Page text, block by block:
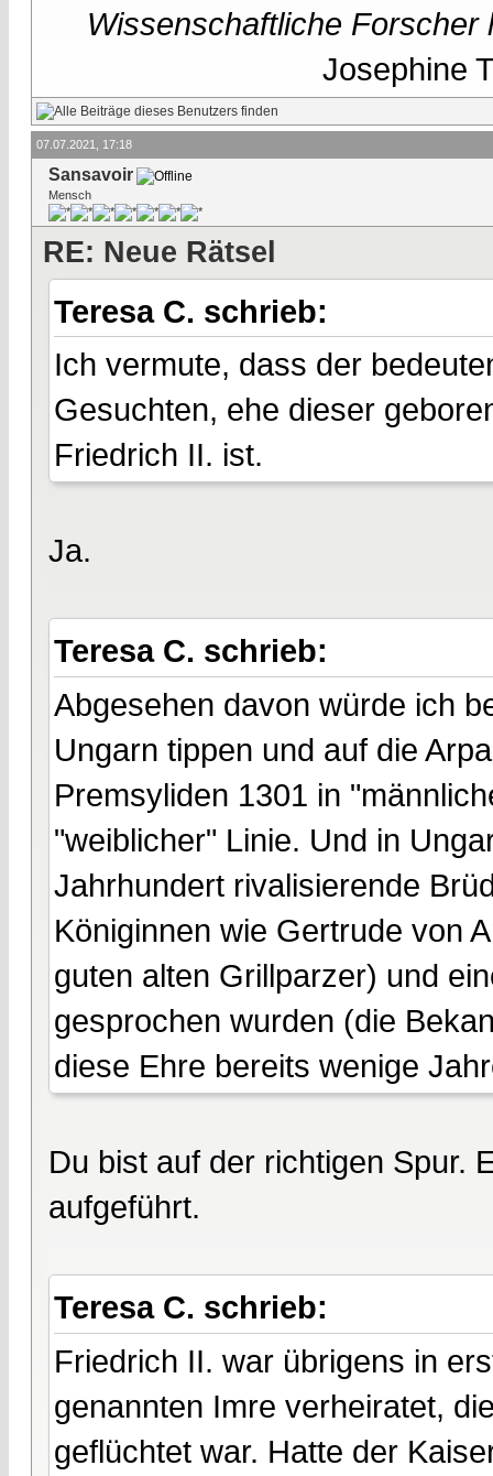
Wissenschaftliche
Josephine
07.07.2021, 17:18
Sansavoir
Mensch
RE: Neue Rätsel
Teresa C. schrieb:
Ich vermute, dass der
Gesuchten, ehe dieser
Friedrich II. ist.
Ja.
Teresa C. schrieb:
Abgesehen davon würde ich
Ungarn tippen und auf die
Premsyliden 1301 in
"weiblicher" Linie. Und in
Jahrhundert rivalisierende
Königinnen wie Gertrude von
guten alten Grillparzer) und
gesprochen wurden (die
diese Ehre bereits wenige
Du bist auf der richtigen Spur.
aufgeführt.
Teresa C. schrieb:
Friedrich II. war übrigens in
genannten Imre verheiratet,
geflüchtet war. Hatte der